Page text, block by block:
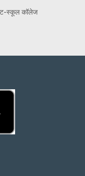
स्कूल कॉलेज